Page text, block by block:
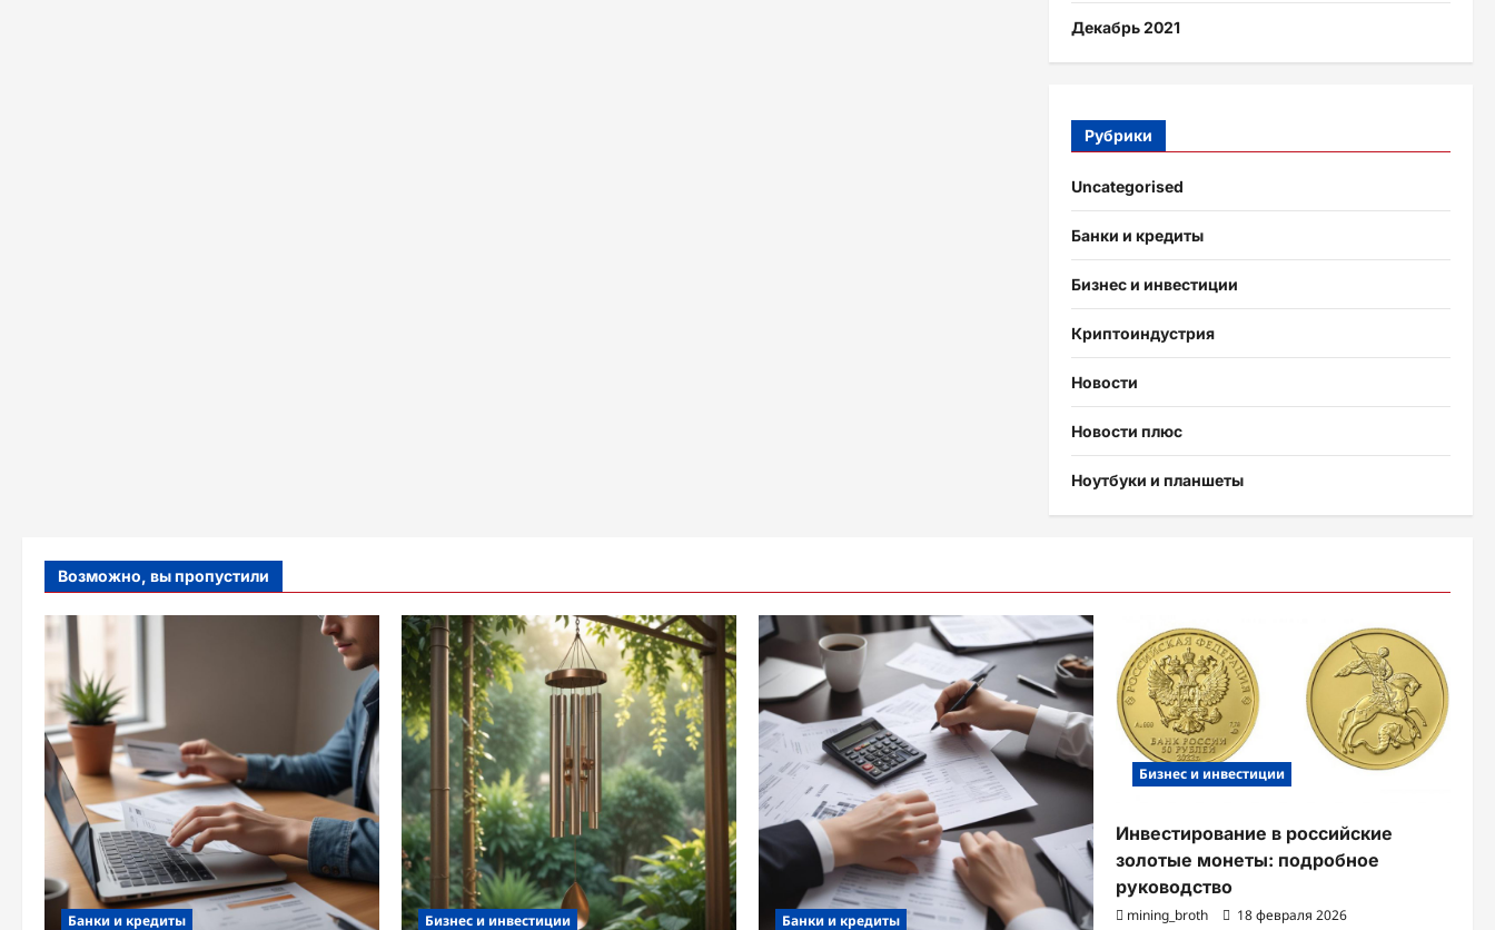
Декабрь 2021
Рубрики
Uncategorised
Банки и кредиты
Бизнес и инвестиции
Криптоиндустрия
Новости
Новости плюс
Ноутбуки и планшеты
Возможно, вы пропустили
Банки и кредиты Бизнес и инвестиции Банки и кредиты
Бизнес и инвестиции
Инвестирование в российские
золотые монеты: подробное
руководство
mining_broth 18 февраля 2026